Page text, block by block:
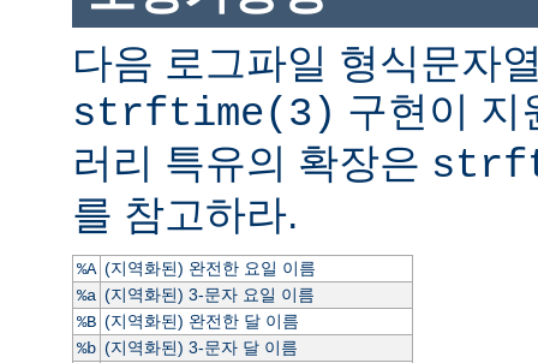
다음 로그파일 형식문자
strftime(3) 구현이 지
러리 특유의 확장은
를 참고하라.
%A (지역화된) 완전한 요일 이름
%a (지역화된) 3-문자 요일 이름
%B (지역화된) 완전한 달 이름
%b (지역화된) 3-문자 달 이름